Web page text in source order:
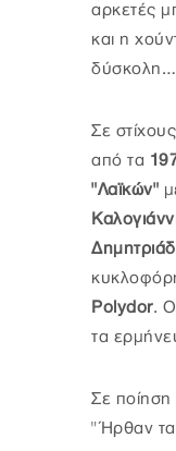
αρκετές
και η
δύσκολη…
Σε
από τα
"Λαϊκών"
Polydor. Ο
τα
Σε ποίηση
"Ήρθαν